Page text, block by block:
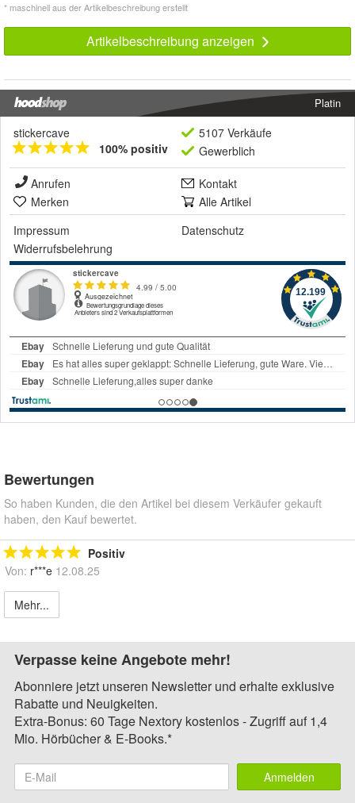
* maschinell aus der Artikelbeschreibung erstellt
Artikelbeschreibung anzeigen
Platin
stickercave
100% positiv
5107 Verkäufe
Gewerblich
Anrufen
Kontakt
Merken
Alle Artikel
Impressum
Datenschutz
Widerrufsbelehrung
Bewertungen
So haben Kunden, die den Artikel bei diesem Verkäufer gekauft
haben, den Kauf bewertet.
Positiv
Von: r***e 12.08.25
Mehr...
Verpasse keine Angebote mehr!
Abonniere jetzt unseren Newsletter und erhalte exklusive
Rabatte und Neuigkeiten.
Extra-Bonus: 60 Tage Nextory kostenlos - Zugriff auf 1,4
Mio. Hörbücher & E-Books.*
Anmelden